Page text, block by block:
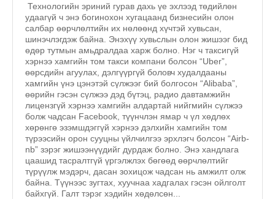
Технологийн эриний гурав дахь үе эхлээд төдийлөн
удаагүй ч энэ богинохон хугацаанд бизнесийн олон
салбар өөрчлөлтийн их нөлөөнд хүчтэй хувьсан,
шинэчлэгдэж байна. Энэхүү хувьслын олон жишээг бид
өдөр тутмын амьдралдаа харж болно. Нэг ч таксигүй
хэрнээ хамгийн том такси компани болсон “Uber”,
өөрсдийн агуулах, дэлгүүргүй боловч худалдааны
хамгийн үнэ цэнэтэй сүлжээг бий болгосон “Alibaba”,
өөрийн гэсэн сүлжээ дэд бүтэц, радио давтамжийн
лицензгүй хэрнээ хамгийн алдартай нийгмийн сүлжээ
болж чадсан Facebook, түүнчлэн ямар ч үл хөдлөх
хөрөнгө эзэмшдэггүй хэрнээ дэлхийн хамгийн том
түрээсийн орон сууцны үйлчилгээ эрхлэгч болсон “Airb­
nb” зэрэг жишээнүүдийг дурдаж болно. Энэ хандлага
цаашид тасралтгүй үргэлжлэх бөгөөд өөрчлөлтийг
түрүүлж мэдэрч, дасан зохицож чадсан нь амжилт олж
байна. Түүнээс зугтах, хуучнаа хадгалах гэсэн ойлголт
байхгүй. Галт тэрэг хэдийн хөдөлсөн...